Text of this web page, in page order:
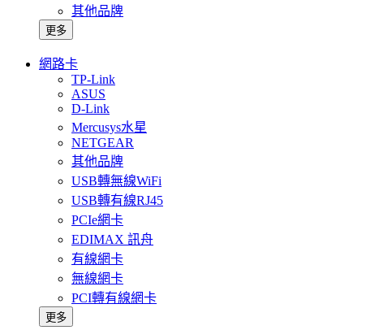
其他品牌
更多
網路卡
TP-Link
ASUS
D-Link
Mercusys水星
NETGEAR
其他品牌
USB轉無線WiFi
USB轉有線RJ45
PCIe網卡
EDIMAX 訊舟
有線網卡
無線網卡
PCI轉有線網卡
更多